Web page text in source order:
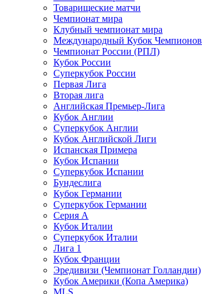
Товарищеские матчи
Чемпионат мира
Клубный чемпионат мира
Международный Кубок Чемпионов
Чемпионат России (РПЛ)
Кубок России
Суперкубок России
Первая Лига
Вторая лига
Английская Премьер-Лига
Кубок Англии
Суперкубок Англии
Кубок Английской Лиги
Испанская Примера
Кубок Испании
Суперкубок Испании
Бундеслига
Кубок Германии
Суперкубок Германии
Серия А
Кубок Италии
Суперкубок Италии
Лига 1
Кубок Франции
Эредивизи (Чемпионат Голландии)
Кубок Америки (Копа Америка)